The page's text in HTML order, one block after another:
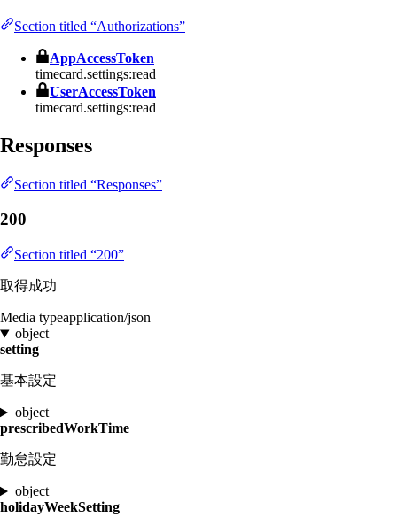
Section titled “Authorizations”
AppAccessToken
timecard.settings:read
UserAccessToken
timecard.settings:read
Responses
Section titled “Responses”
200
Section titled “200”
取得成功
Media typeapplication/json
object
setting
基本設定
object
prescribedWorkTime
勤怠設定
object
holidayWeekSetting